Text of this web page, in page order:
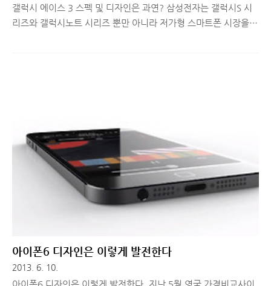
갤럭시 에이스 3 스펙 및 디자인은 과연? 삼성전자는 갤럭시S 시
리즈와 갤럭시노트 시리즈 뿐만 아니라 저가형 스마트폰 시장을
모로우와 삼성 모바일프레스임을 밝힙니다. ▲ 갤럭시 에이스 3
디자인 삼성전자는 오는 20일 영국 런던에서 열리는 '삼성 프리미
어 2013 갤럭시 & 아티브' 행사에 앞서 삼성 모바일프레스를 통
아이폰6 디자인은 이렇게 발전한다
2013. 6. 10.
아이폰6 디자인은 이렇게 발전한다. 지난 5월 영국 가격비교사이